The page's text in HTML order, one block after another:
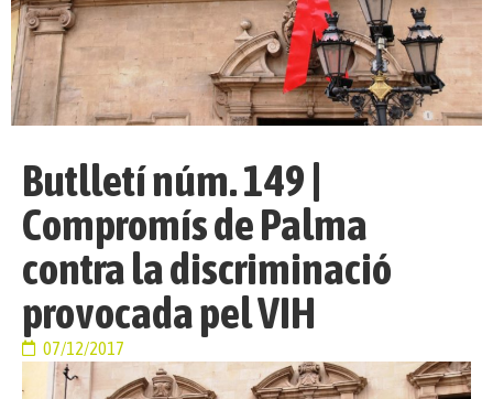
Butlletí núm. 149 |
Compromís de Palma
contra la discriminació
provocada pel VIH
07/12/2017